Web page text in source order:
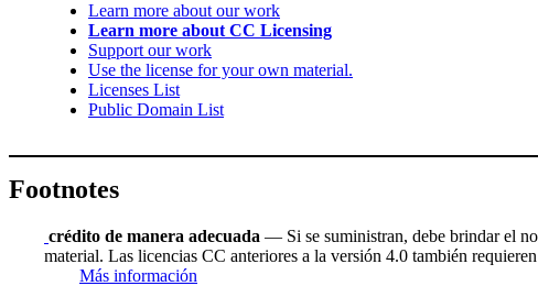
Learn more about our work
Learn more about CC Licensing
Support our work
Use the license for your own material.
Licenses List
Public Domain List
Footnotes
crédito de manera adecuada — Si se suministran, debe brindar el
material. Las licencias CC anteriores a la versión 4.0 también
Más información